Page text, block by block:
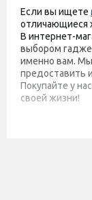
Если вы ищете
отличающиеся
В интернет-
выбором
именно вам. Мы
предоставить
Покупайте у
своей жизни!